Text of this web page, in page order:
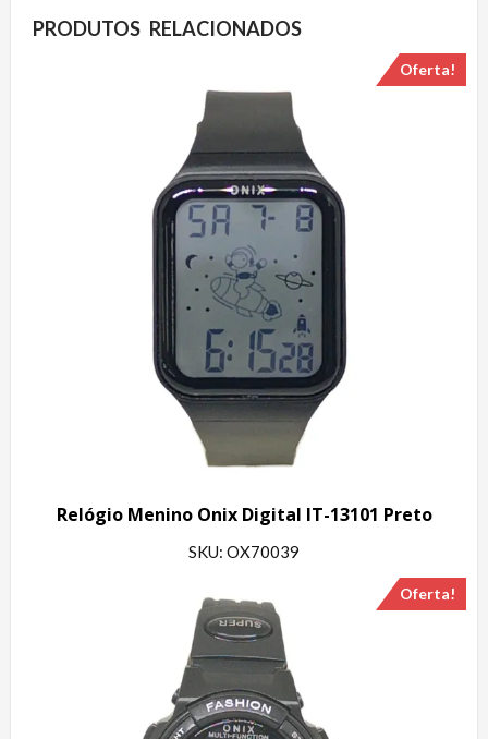
PRODUTOS RELACIONADOS
Oferta!
Relógio Menino Onix Digital IT-13101 Preto
SKU: OX70039
Oferta!